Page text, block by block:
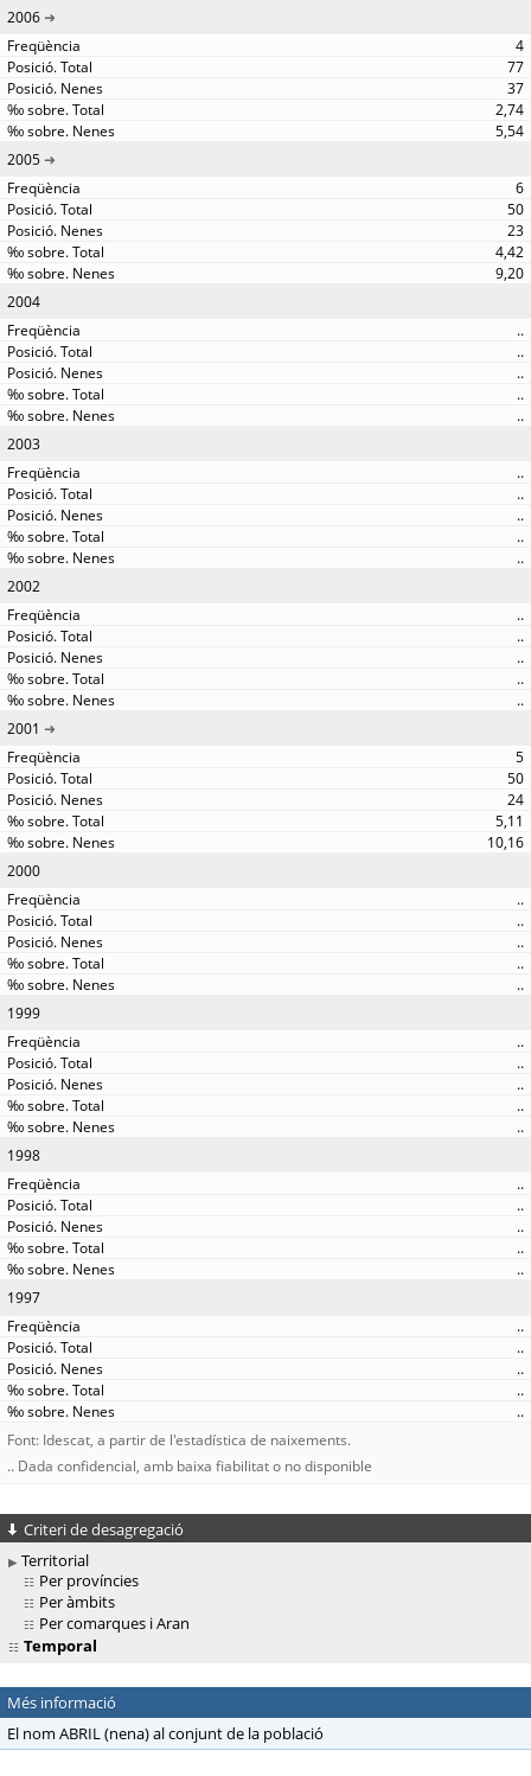
2006
4
77
37
2,74
5,54
2005
6
50
23
4,42
9,20
2004
..
..
..
..
..
2003
..
..
..
..
..
2002
..
..
..
..
..
2001
5
50
24
5,11
10,16
2000
..
..
..
..
..
1999
..
..
..
..
..
1998
..
..
..
..
..
1997
..
..
..
..
..
Font: Idescat, a partir de l'estadística de naixements.
.. Dada confidencial, amb baixa fiabilitat o no disponible
Criteri de desagregació
Territorial
Per províncies
Per àmbits
Per comarques i Aran
Temporal
Més informació
El nom ABRIL (nena) al conjunt de la població